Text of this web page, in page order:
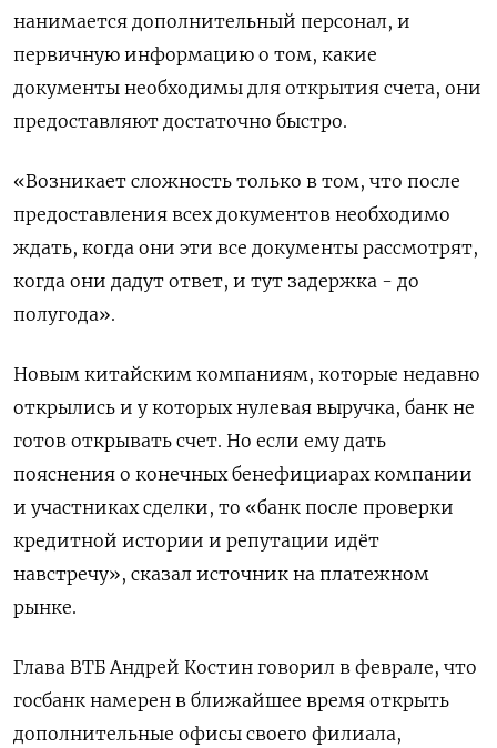
нанимается дополнительный персонал, и
первичную информацию о том, какие
документы необходимы для открытия счета, они
предоставляют достаточно быстро.
«Возникает сложность только в том, что после
предоставления всех документов необходимо
ждать, когда они эти все документы рассмотрят,
когда они дадут ответ, и тут задержка - до
полугода».
Новым китайским компаниям, которые недавно
открылись и у которых нулевая выручка, банк не
готов открывать счет. Но если ему дать
пояснения о конечных бенефициарах компании
и участниках сделки, то «банк после проверки
кредитной истории и репутации идёт
навстречу», сказал источник на платежном
рынке.
Глава ВТБ Андрей Костин говорил в феврале, что
госбанк намерен в ближайшее время открыть
дополнительные офисы своего филиала,